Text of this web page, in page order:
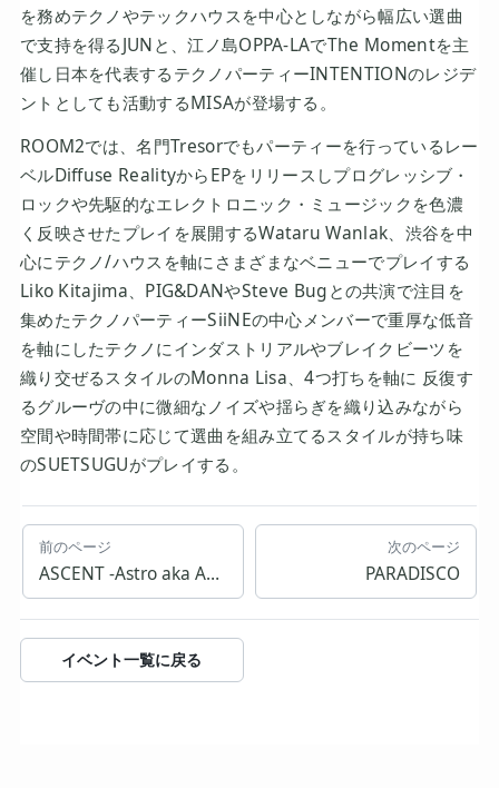
を務めテクノやテックハウスを中心としながら幅広い選曲
で支持を得るJUNと、江ノ島OPPA-LAでThe Momentを主
催し日本を代表するテクノパーティーINTENTIONのレジデ
ントとしても活動するMISAが登場する。
ROOM2では、名門Tresorでもパーティーを行っているレー
ベルDiffuse RealityからEPをリリースしプログレッシブ・
ロックや先駆的なエレクトロニック・ミュージックを色濃
く反映させたプレイを展開するWataru Wanlak、渋谷を中
心にテクノ/ハウスを軸にさまざまなベニューでプレイする
Liko Kitajima、PIG&DANやSteve Bugとの共演で注目を
集めたテクノパーティーSiiNEの中心メンバーで重厚な低音
を軸にしたテクノにインダストリアルやブレイクビーツを
織り交ぜるスタイルのMonna Lisa、4つ打ちを軸に 反復す
るグルーヴの中に微細なノイズや揺らぎを織り込みながら
空間や時間帯に応じて選曲を組み立てるスタイルが持ち味
のSUETSUGUがプレイする。
前のページ
ASCENT -Astro aka Akihisa Takahashi Release Party-
次のページ
PARADISCO
イベント一覧に戻る